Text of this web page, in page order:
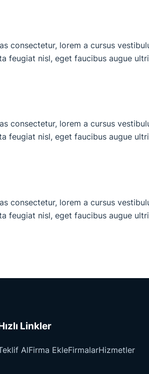
consectetur, lorem a cursus
feugiat nisl, eget faucibus augue
consectetur, lorem a cursus
feugiat nisl, eget faucibus augue
consectetur, lorem a cursus
feugiat nisl, eget faucibus augue
Linkler
AlFirma EkleFirmalarHizmetler